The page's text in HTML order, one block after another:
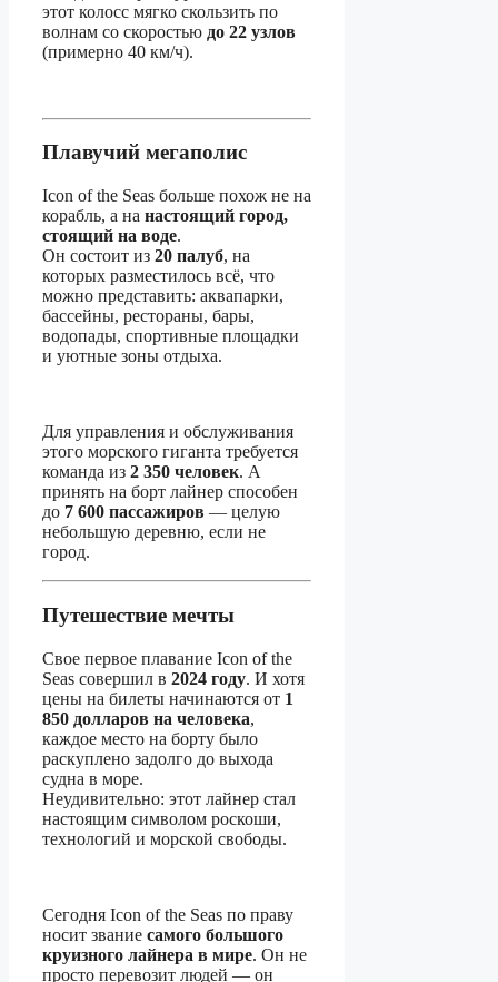
этот колосс мягко скользить по
волнам со скоростью до 22 узлов
(примерно 40 км/ч).
Плавучий мегаполис
Icon of the Seas больше похож не на
корабль, а на настоящий город,
стоящий на воде.
Он состоит из 20 палуб, на
которых разместилось всё, что
можно представить: аквапарки,
бассейны, рестораны, бары,
водопады, спортивные площадки
и уютные зоны отдыха.
Для управления и обслуживания
этого морского гиганта требуется
команда из 2 350 человек. А
принять на борт лайнер способен
до 7 600 пассажиров — целую
небольшую деревню, если не
город.
Путешествие мечты
Свое первое плавание Icon of the
Seas совершил в 2024 году. И хотя
цены на билеты начинаются от 1
850 долларов на человека,
каждое место на борту было
раскуплено задолго до выхода
судна в море.
Неудивительно: этот лайнер стал
настоящим символом роскоши,
технологий и морской свободы.
Сегодня Icon of the Seas по праву
носит звание самого большого
круизного лайнера в мире. Он не
просто перевозит людей — он